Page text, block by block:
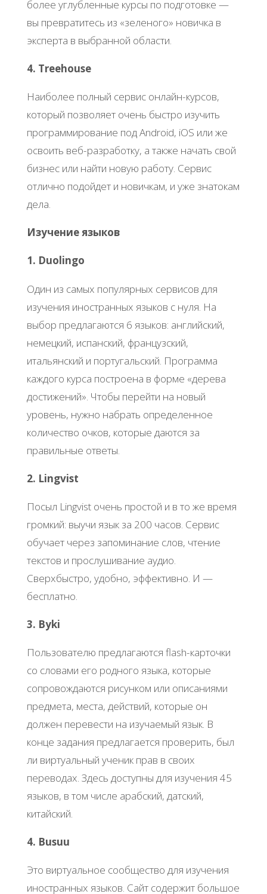
более углубленные курсы по подготовке —
вы превратитесь из «зеленого» новичка в
эксперта в выбранной области.
4. Treehouse
Наиболее полный сервис онлайн-курсов,
который позволяет очень быстро изучить
программирование под Android, iOS или же
освоить веб-разработку, а также начать свой
бизнес или найти новую работу. Сервис
отлично подойдет и новичкам, и уже знатокам
дела.
Изучение языков
1. Duolingo
Один из самых популярных сервисов для
изучения иностранных языков с нуля. На
выбор предлагаются 6 языков: английский,
немецкий, испанский, французский,
итальянский и португальский. Программа
каждого курса построена в форме «дерева
достижений». Чтобы перейти на новый
уровень, нужно набрать определенное
количество очков, которые даются за
правильные ответы.
2. Lingvist
Посыл Lingvist очень простой и в то же время
громкий: выучи язык за 200 часов. Сервис
обучает через запоминание слов, чтение
текстов и прослушивание аудио.
Cверхбыстро, удобно, эффективно. И —
бесплатно.
3. Byki
Пользователю предлагаются flash-карточки
со словами его родного языка, которые
сопровождаются рисунком или описаниями
предмета, места, действий, которые он
должен перевести на изучаемый язык. В
конце задания предлагается проверить, был
ли виртуальный ученик прав в своих
переводах. Здесь доступны для изучения 45
языков, в том числе арабский, датский,
китайский.
4. Busuu
Это виртуальное сообщество для изучения
иностранных языков. Сайт содержит большое